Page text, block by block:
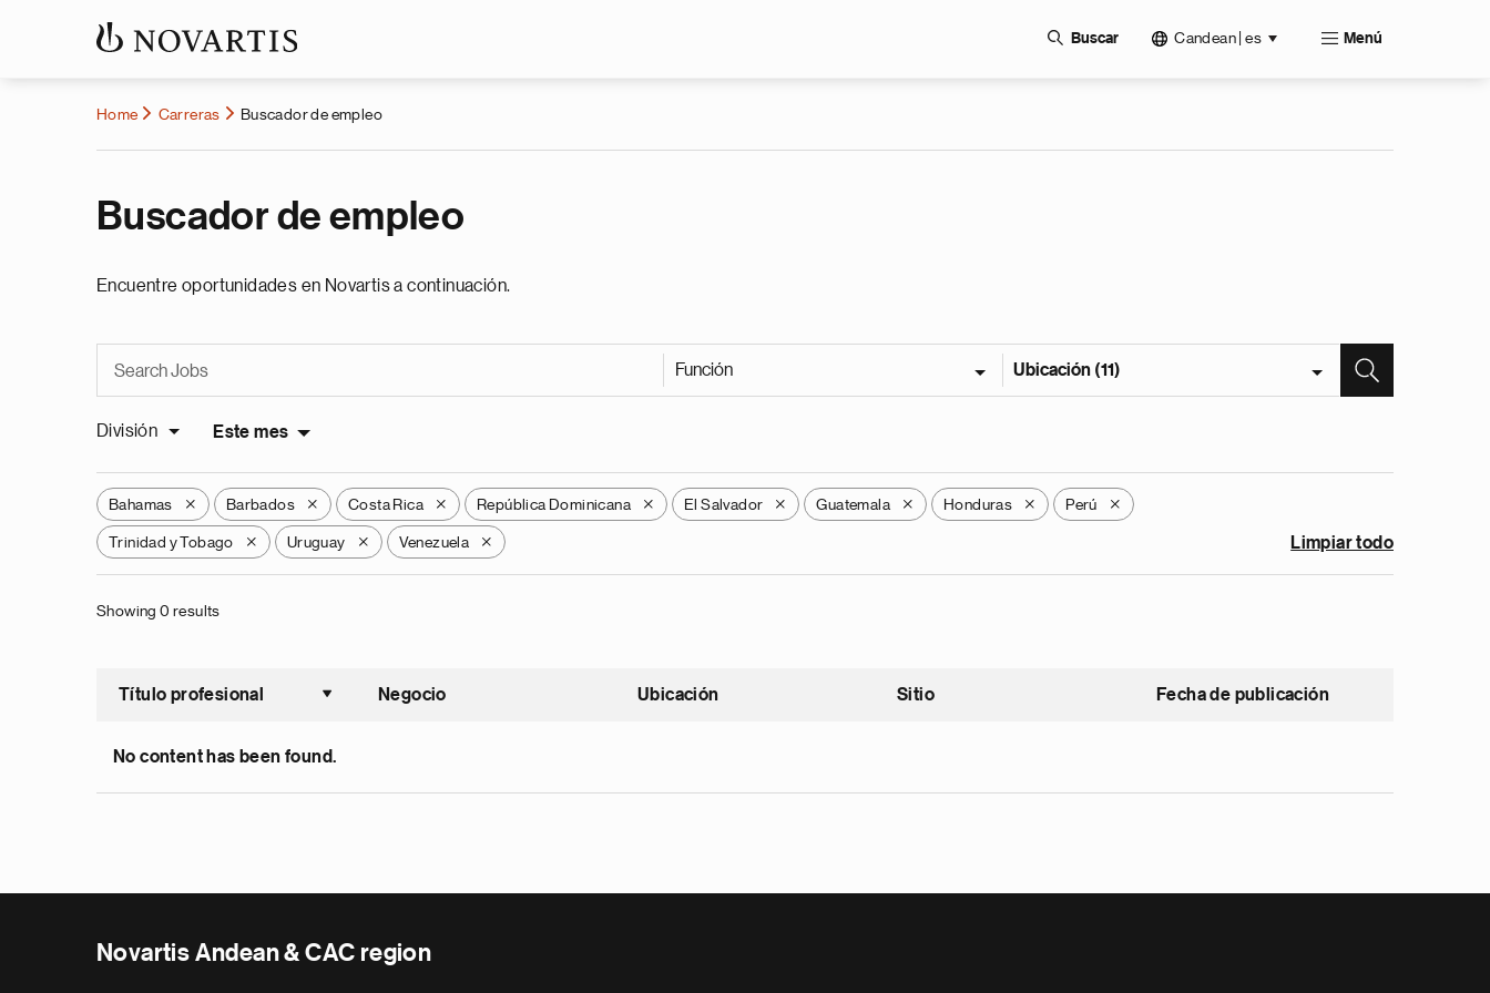
Buscar Candean | es Menú
Home Carreras Buscador de empleo
Buscador de empleo
Encuentre oportunidades en Novartis a continuación.
Función Ubicación (11)
División Este mes
Bahamas X Barbados X Costa Rica X República Dominicana X El Salvador X Guatemala X Honduras X Perú X
Trinidad y Tobago X Uruguay X Venezuela X Limpiar todo
Showing 0 results
Título profesional
Ordenar ascendente
Negocio Ubicación Sitio Fecha de publicación
No content has been found.
Novartis Andean & CAC region